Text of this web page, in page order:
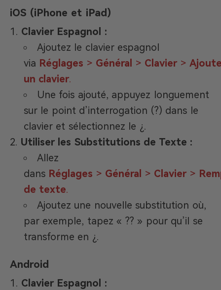
iOS (iPhone et iPad)
Clavier Espagnol :
Ajoutez le clavier espagnol
via Réglages > Général > Clavier >
un clavier.
Une fois ajouté, appuyez longuement
sur le point d’interrogation (?) dans le
clavier et sélectionnez le ¿.
Utiliser les Substitutions de Texte :
Allez
dans Réglages > Général > Clavier >
de texte.
Ajoutez une nouvelle substitution où,
par exemple, tapez « ?? » pour qu’il se
transforme en ¿.
Android
Clavier Espagnol :